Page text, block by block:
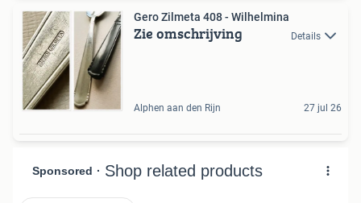
Gero Zilmeta 408 - Wilhelmina
Zie omschrijving Details
Alphen aan den Rijn 27 jul 26